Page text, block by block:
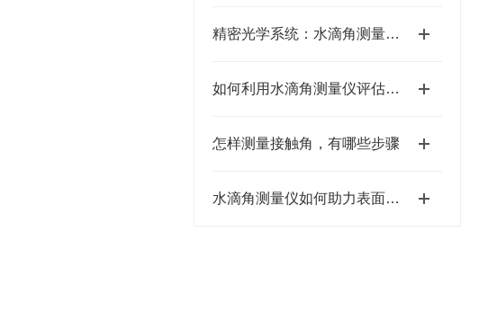
精密光学系统：水滴角测量仪成像与分析的硬件核心
如何利用水滴角测量仪评估材料的疏水性与亲水性？
怎样测量接触角，有哪些步骤
水滴角测量仪如何助力表面亲水性优化？​